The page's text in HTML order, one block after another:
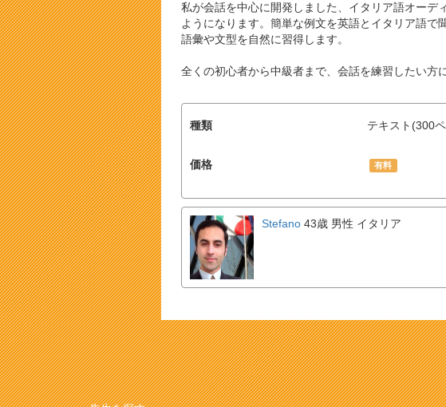
私が会話を中心に開発しました、イタリア語オーデ
ようになります。簡単な例文を英語とイタリア語で
語彙や文型を自然に習得します。
全くの初心者から中級者まで、会話を練習したい方
種類 テキスト(300
価格 有料
Stefano 43歳 男性 イタリア